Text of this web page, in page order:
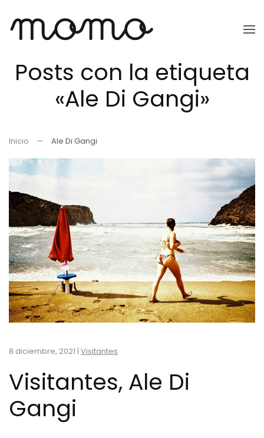
Ir
contenido
principal
Posts con la etiqueta
«Ale Di Gangi»
Inicio Ale Di Gangi
8 diciembre, 2021 | Visitantes
Visitantes, Ale Di
Gangi